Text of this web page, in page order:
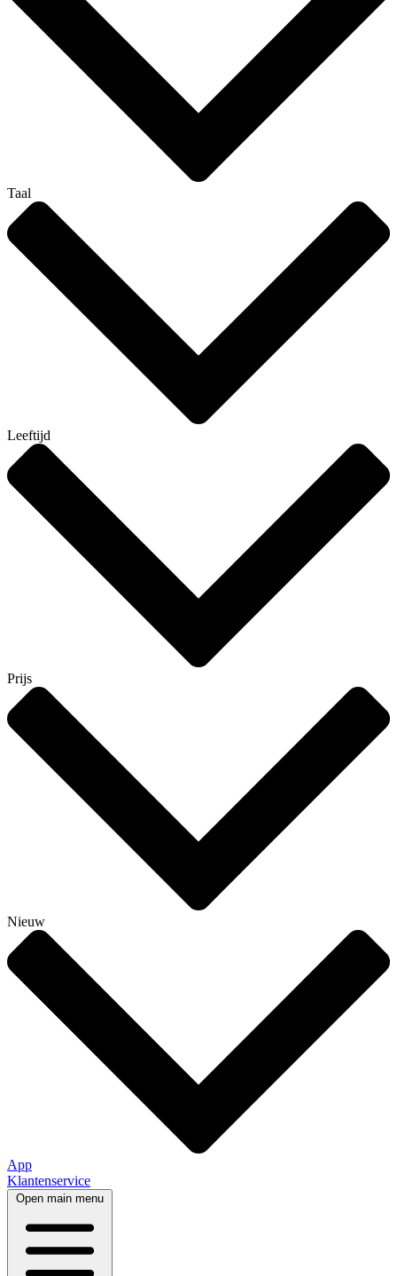
Taal
Leeftijd
Prijs
Nieuw
App
Klantenservice
Open main menu